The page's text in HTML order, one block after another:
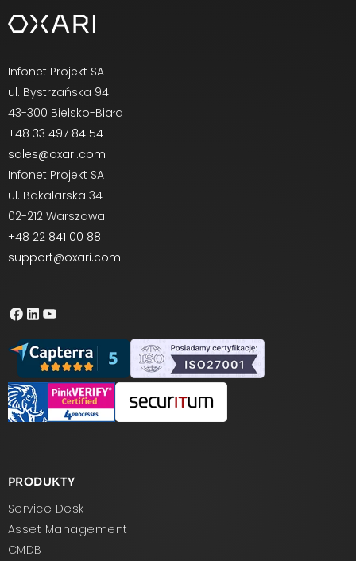
Infonet Projekt SA
ul. Bystrzańska 94
43-300 Bielsko-Biała
+48 33 497 84 54
sales@oxari.com
Infonet Projekt SA
ul. Bakalarska 34
02-212 Warszawa
+48 22 841 00 88
support@oxari.com
PRODUKTY
Service Desk
Asset Management
CMDB